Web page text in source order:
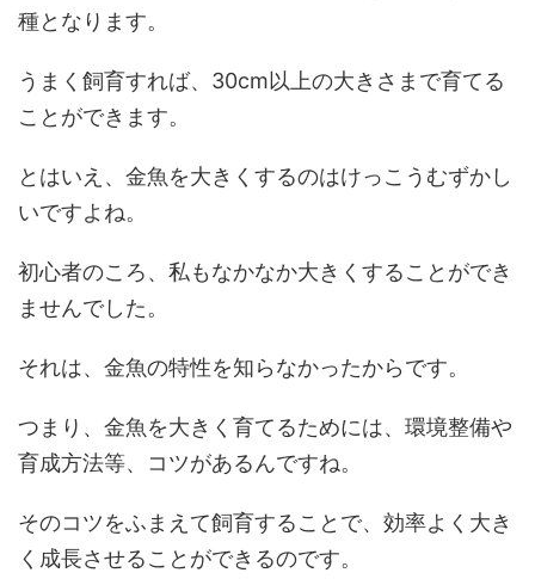
種となります。
うまく飼育すれば、30cm以上の大きさまで育てる
ことができます。
とはいえ、金魚を大きくするのはけっこうむずかし
いですよね。
初心者のころ、私もなかなか大きくすることができ
ませんでした。
それは、金魚の特性を知らなかったからです。
つまり、金魚を大きく育てるためには、環境整備や
育成方法等、コツがあるんですね。
そのコツをふまえて飼育することで、効率よく大き
く成長させることができるのです。